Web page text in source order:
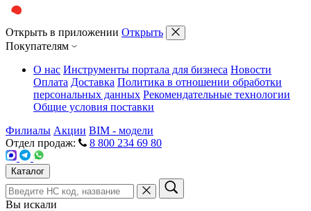
Открыть в приложении Открыть
Покупателям
О нас Инструменты портала для бизнеса Новости
Оплата Доставка Политика в отношении обработки
персональных данных Рекомендательные технологии
Общие условия поставки
Филиалы Акции BIM - модели
Отдел продаж:
8 800 234 69 80
Каталог
Вы искали